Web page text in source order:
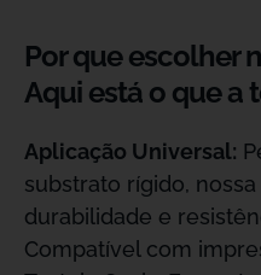
Por que escolher
Aqui está o que a
Aplicação Universal:
substrato rígido,
durabilidade e
Compatível com